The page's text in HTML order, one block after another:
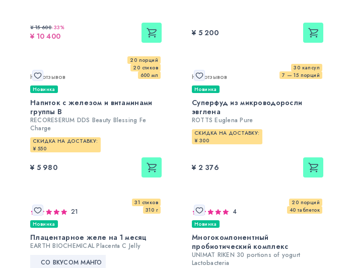
¥ 15 600-33%
¥ 10 400 ¥ 5 200
20 порций
20 стиков
600 мл
Нет отзывов
Новинка
Напиток с железом и витаминами
группы B
RECORESERUM DDS Beauty Blessing Fe
Charge
СКИДКА НА ДОСТАВКУ:
¥ 550
¥ 5 980
30 капсул
7 — 15 порций
Нет отзывов
Новинка
Суперфуд из микроводоросли
эвглена
ROTTS Euglena Pure
СКИДКА НА ДОСТАВКУ:
¥ 300
¥ 2 376
31 стиков
310 г
21
Новинка
Плацентарное желе на 1 месяц
EARTH BIOCHEMICAL Placenta С Jelly
СО ВКУСОМ МАНГО
20 порций
40 таблеток
4
Новинка
Многокомпонентный
пробиотический комплекс
UNIMAT RIKEN 30 portions of yogurt
Lactobacteria